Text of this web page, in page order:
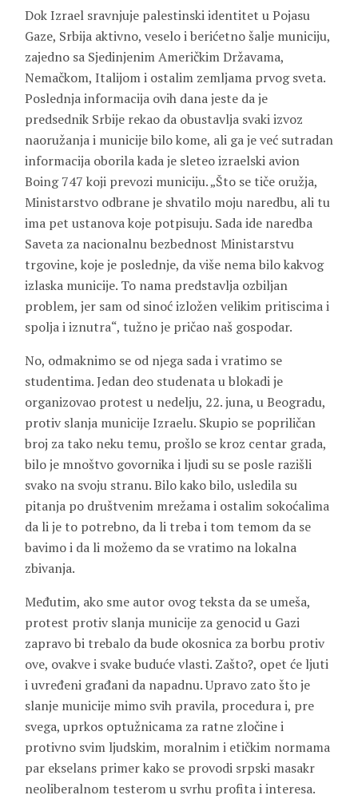
Dok Izrael sravnjuje palestinski identitet u Pojasu
Gaze, Srbija aktivno, veselo i berićetno šalje municiju,
zajedno sa Sjedinjenim Američkim Državama,
Nemačkom, Italijom i ostalim zemljama prvog sveta.
Poslednja informacija ovih dana jeste da je
predsednik Srbije rekao da obustavlja svaki izvoz
naoružanja i municije bilo kome, ali ga je već sutradan
informacija oborila kada je sleteo izraelski avion
Boing 747 koji prevozi municiju. „Što se tiče oružja,
Ministarstvo odbrane je shvatilo moju naredbu, ali tu
ima pet ustanova koje potpisuju. Sada ide naredba
Saveta za nacionalnu bezbednost Ministarstvu
trgovine, koje je poslednje, da više nema bilo kakvog
izlaska municije. To nama predstavlja ozbiljan
problem, jer sam od sinoć izložen velikim pritiscima i
spolja i iznutra“, tužno je pričao naš gospodar.
No, odmaknimo se od njega sada i vratimo se
studentima. Jedan deo studenata u blokadi je
organizovao protest u nedelju, 22. juna, u Beogradu,
protiv slanja municije Izraelu. Skupio se popriličan
broj za tako neku temu, prošlo se kroz centar grada,
bilo je mnoštvo govornika i ljudi su se posle razišli
svako na svoju stranu. Bilo kako bilo, usledila su
pitanja po društvenim mrežama i ostalim sokoćalima
da li je to potrebno, da li treba i tom temom da se
bavimo i da li možemo da se vratimo na lokalna
zbivanja.
Međutim, ako sme autor ovog teksta da se umeša,
protest protiv slanja municije za genocid u Gazi
zapravo bi trebalo da bude okosnica za borbu protiv
ove, ovakve i svake buduće vlasti. Zašto?, opet će ljuti
i uvređeni građani da napadnu. Upravo zato što je
slanje municije mimo svih pravila, procedura i, pre
svega, uprkos optužnicama za ratne zločine i
protivno svim ljudskim, moralnim i etičkim normama
par ekselans primer kako se provodi srpski masakr
neoliberalnom testerom u svrhu profita i interesa.